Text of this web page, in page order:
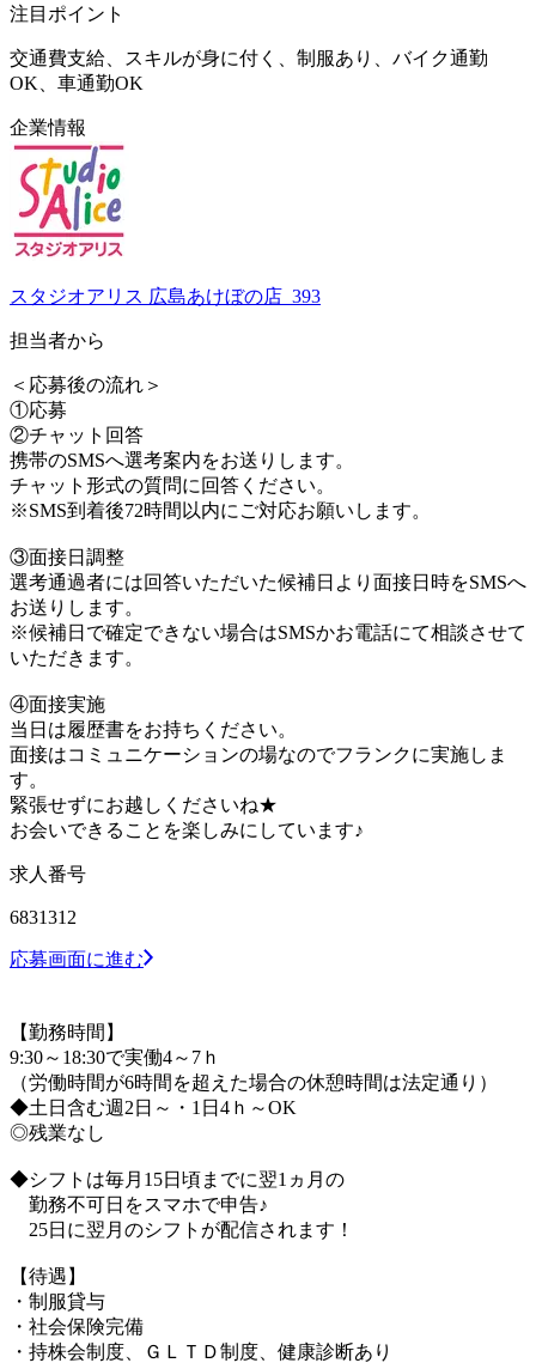
注目ポイント
交通費支給、スキルが身に付く、制服あり、バイク通勤
OK、車通勤OK
企業情報
スタジオアリス 広島あけぼの店_393
担当者から
＜応募後の流れ＞
①応募
②チャット回答
携帯のSMSへ選考案内をお送りします。
チャット形式の質問に回答ください。
※SMS到着後72時間以内にご対応お願いします。
③面接日調整
選考通過者には回答いただいた候補日より面接日時をSMSへ
お送りします。
※候補日で確定できない場合はSMSかお電話にて相談させて
いただきます。
④面接実施
当日は履歴書をお持ちください。
面接はコミュニケーションの場なのでフランクに実施しま
す。
緊張せずにお越しくださいね★
お会いできることを楽しみにしています♪
求人番号
6831312
応募画面に進む
【勤務時間】
9:30～18:30で実働4～7ｈ
（労働時間が6時間を超えた場合の休憩時間は法定通り）
◆土日含む週2日～・1日4ｈ～OK
◎残業なし
◆シフトは毎月15日頃までに翌1ヵ月の
勤務不可日をスマホで申告♪
25日に翌月のシフトが配信されます！
【待遇】
・制服貸与
・社会保険完備
・持株会制度、ＧＬＴＤ制度、健康診断あり